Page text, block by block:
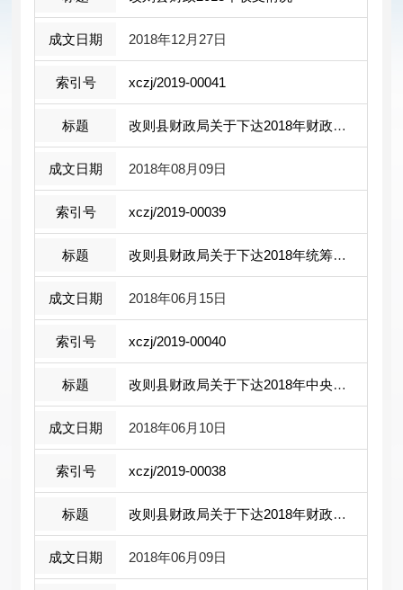
2018年12月27日
xczj/2019-00041
改则县财政局关于下达2018年财政专项扶 ...
2018年08月09日
xczj/2019-00039
改则县财政局关于下达2018年统筹整合财 ...
2018年06月15日
xczj/2019-00040
改则县财政局关于下达2018年中央财政扶 ...
2018年06月10日
xczj/2019-00038
改则县财政局关于下达2018年财政专项扶 ...
2018年06月09日